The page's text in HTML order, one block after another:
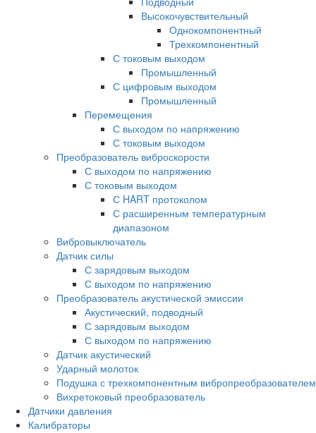
Высокочувствительный
Однокомпонентный
Трехкомпонентный
С токовым выходом
Промышленный
С цифровым выходом
Промышленный
Перемещения
С выходом по напряжению
С токовым выходом
Преобразователь виброскорости
С выходом по напряжению
С токовым выходом
С HART протоколом
С расширенным температурным
диапазоном
Вибровыключатель
Датчик силы
С зарядовым выходом
С выходом по напряжению
Преобразователь акустической эмиссии
Акустический, подводный
С зарядовым выходом
С выходом по напряжению
Датчик акустический
Ударный молоток
Подушка с трехкомпонентным вибропреобразователем
Вихретоковый преобразователь
Дaтчики давления
Калибраторы